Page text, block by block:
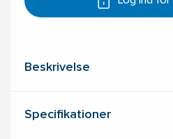
Beskrivelse
Specifikationer